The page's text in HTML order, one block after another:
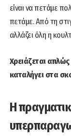
είναι να πετάμε
πετάμε. Από τη
αλλάζει όλη η
Χρειάζεται
καταλήγει στα
Η